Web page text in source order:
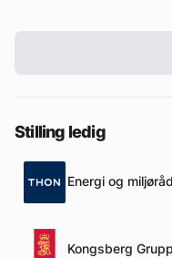
Stilling ledig
Energi og
Kongsberg